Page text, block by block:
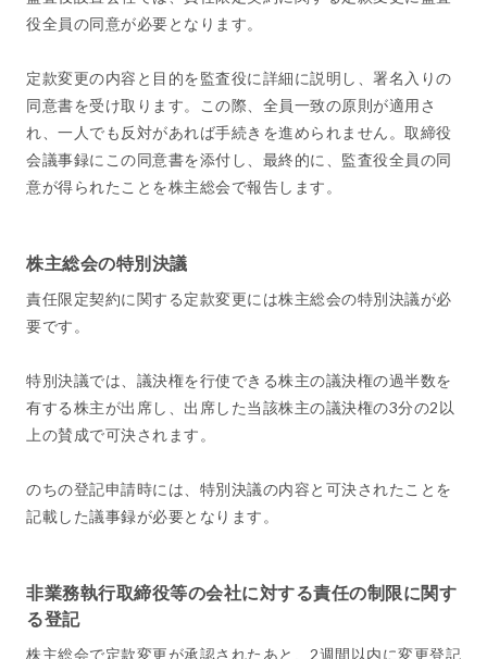
役全員の同意が必要となります。
定款変更の内容と目的を監査役に詳細に説明し、署名入りの
同意書を受け取ります。この際、全員一致の原則が適用さ
れ、一人でも反対があれば手続きを進められません。取締役
会議事録にこの同意書を添付し、最終的に、監査役全員の同
意が得られたことを株主総会で報告します。
株主総会の特別決議
責任限定契約に関する定款変更には株主総会の特別決議が必
要です。
特別決議では、議決権を行使できる株主の議決権の過半数を
有する株主が出席し、出席した当該株主の議決権の3分の2以
上の賛成で可決されます。
のちの登記申請時には、特別決議の内容と可決されたことを
記載した議事録が必要となります。
非業務執行取締役等の会社に対する責任の制限に関す
る登記
株主総会で定款変更が承認されたあと、2週間以内に変更登記